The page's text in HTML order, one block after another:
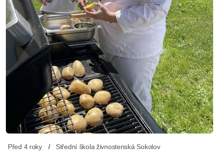
Před 4 roky Střední škola živnostenská Sokolov